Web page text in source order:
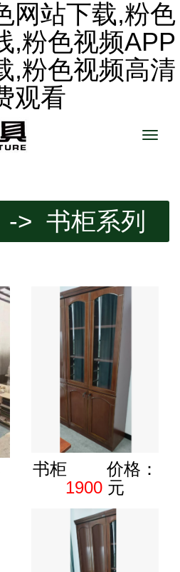
网站下载,粉色
,粉色视频APP
,粉色视频高清
观看
Toggle
-> 书柜系列
书柜 价格：
1900 元